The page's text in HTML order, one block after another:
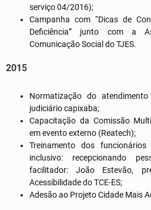
serviço 04/2016);
Campanha com “Dicas de
Deficiência” junto com a
Comunicação Social do TJES.
2015
Normatização do
judiciário capixaba;
Capacitação da Comissão
em evento externo (Reatech);
Treinamento dos funcionários
inclusivo: recepcionando
facilitador: João Estevão,
Acessibilidade do TCE-ES;
Adesão ao Projeto Cidade Mais